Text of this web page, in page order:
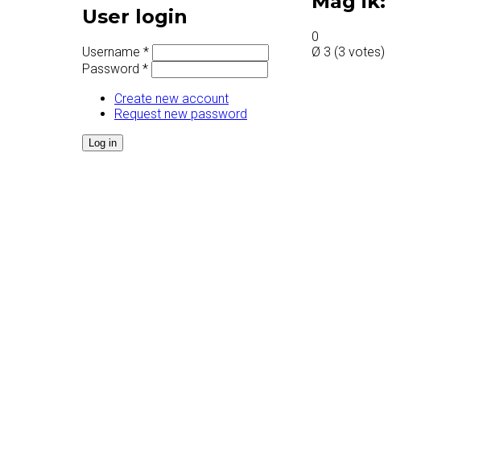
0
Ø 3 (3 votes)
User login
Username *
Password *
Create new account
Request new password